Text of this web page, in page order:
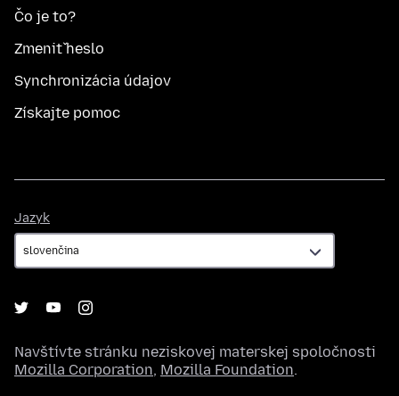
Čo je to?
Zmeniť heslo
Synchronizácia údajov
Získajte pomoc
Jazyk
Navštívte stránku neziskovej materskej spoločnosti
Mozilla Corporation, Mozilla Foundation.